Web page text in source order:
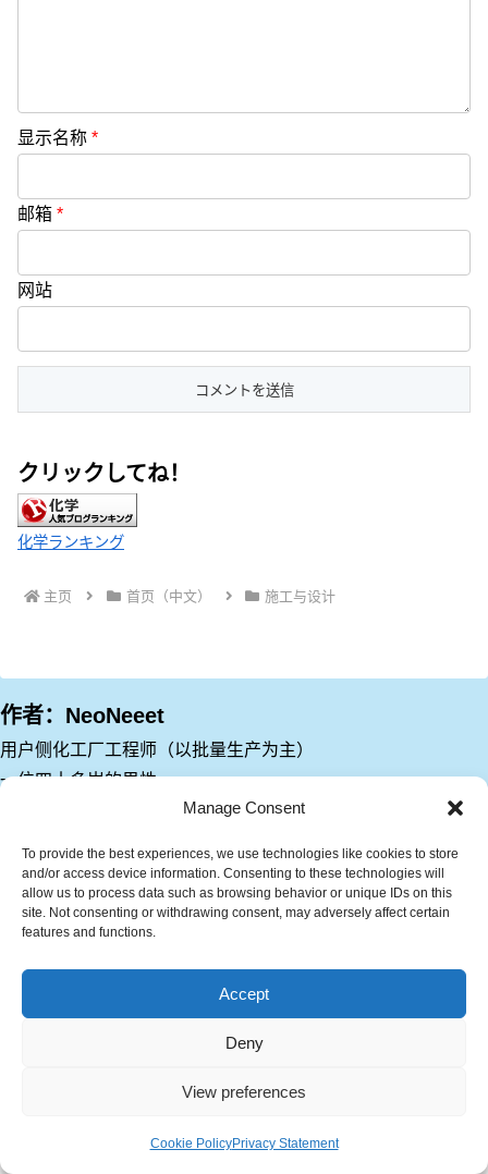
Manage Consent
To provide the best experiences, we use technologies like cookies to store
and/or access device information. Consenting to these technologies will
allow us to process data such as browsing behavior or unique IDs on this
site. Not consenting or withdrawing consent, may adversely affect certain
features and functions.
Accept
Deny
View preferences
Cookie PolicyPrivacy Statement
显示名称 *
邮箱 *
网站
クリックしてね！
化学ランキング
主页 首页（中文） 施工与设计
作者：NeoNeeet
用户侧化工厂工程师（以批量生产为主）
一位四十多岁的男性。
大学主修机械工程，进入化工厂后作为“机械人”（生产技术岗
刚入职时，公司几乎没有系统性的教育培训，只能靠自学。记得
当时为了获取应学知识的来源而感到非常绝望。
也正因如此，我对“将知识要点传达清楚”产生了兴趣。这个博客
如有提问或咨询，请通过以下链接联系我：